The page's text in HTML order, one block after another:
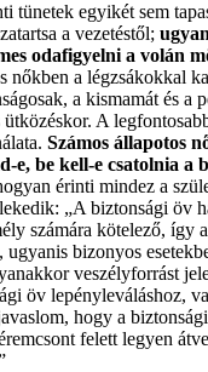
tünetek egyikét sem
a vezetéstől;
odafigyelni a volán
nőkben a légzsákokkal
a kismamát és a
A
Számos állapotos
e, be kell-e csatolnia a
érinti mindez a
„A biztonsági öv
számára kötelező, így
ugyanis bizonyos
veszélyforrást
öv lepényleváláshoz,
hogy a
felett legyen